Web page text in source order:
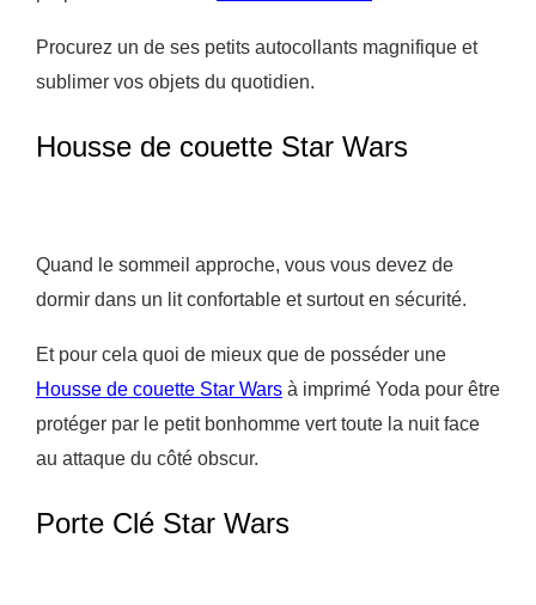
Procurez un de ses petits autocollants magnifique et
sublimer vos objets du quotidien.
Housse de couette Star Wars
Quand le sommeil approche, vous vous devez de
dormir dans un lit confortable et surtout en sécurité.
Et pour cela quoi de mieux que de posséder une
Housse de couette Star Wars à imprimé Yoda pour être
protéger par le petit bonhomme vert toute la nuit face
au attaque du côté obscur.
Porte Clé Star Wars